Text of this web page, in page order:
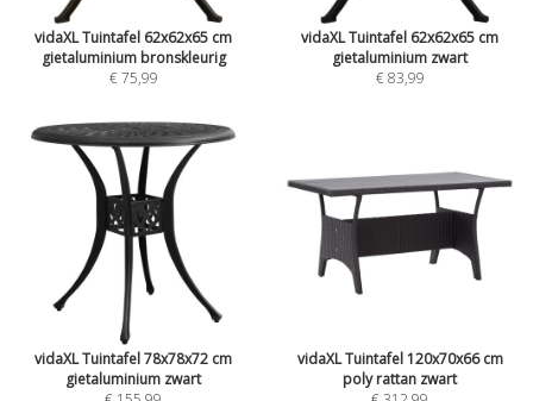
vidaXL Tuintafel 62x62x65 cm
gietaluminium bronskleurig
€ 75,99
vidaXL Tuintafel 62x62x65 cm
gietaluminium zwart
€ 83,99
vidaXL Tuintafel 78x78x72 cm
gietaluminium zwart
vidaXL Tuintafel 120x70x66 cm
poly rattan zwart